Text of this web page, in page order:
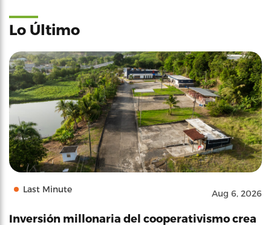
Lo Último
Last Minute Aug 6, 2026
Inversión millonaria del cooperativismo crea